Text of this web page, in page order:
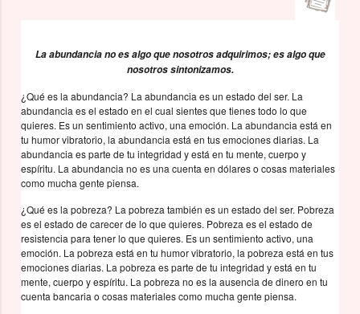
La abundancia no es algo que nosotros adquirimos; es algo que
nosotros sintonizamos.
¿Qué es la abundancia? La abundancia es un estado del ser. La
abundancia es el estado en el cual sientes que tienes todo lo que
quieres. Es un sentimiento activo, una emoción. La abundancia está en
tu humor vibratorio, la abundancia está en tus emociones diarias. La
abundancia es parte de tu integridad y está en tu mente, cuerpo y
espíritu. La abundancia no es una cuenta en dólares o cosas materiales
como mucha gente piensa.
¿Qué es la pobreza? La pobreza también es un estado del ser. Pobreza
es el estado de carecer de lo que quieres. Pobreza es el estado de
resistencia para tener lo que quieres. Es un sentimiento activo, una
emoción. La pobreza está en tu humor vibratorio, la pobreza está en tus
emociones diarias. La pobreza es parte de tu integridad y está en tu
mente, cuerpo y espíritu. La pobreza no es la ausencia de dinero en tu
cuenta bancaria o cosas materiales como mucha gente piensa.